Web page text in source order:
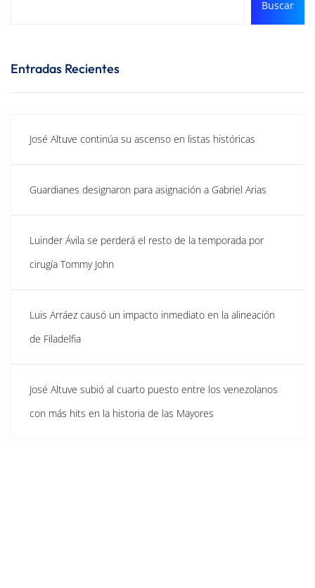
Buscar
Entradas Recientes
José Altuve continúa su ascenso en listas históricas
Guardianes designaron para asignación a Gabriel Arias
Luinder Ávila se perderá el resto de la temporada por
cirugía Tommy John
Luis Arráez causó un impacto inmediato en la alineación
de Filadelfia
José Altuve subió al cuarto puesto entre los venezolanos
con más hits en la historia de las Mayores